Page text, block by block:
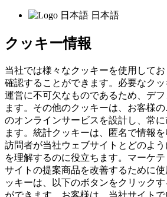
日本語
クッキー情報
当社では様々なクッキーを使用して
確認することができます。必要なク
運営に不可欠なものであるため、デ
ます。その他のクッキーは、お客様
のオンラインサービスを設計し、常
ます。統計クッキーは、匿名で情報を
訪問者が当社ウェブサイトとどのよ
を理解するのに役立ちます。マーケ
サイトの提案商品を改善するために
ッキーは、以下のボタンをクリック
ができます。お客様は、当社サイト